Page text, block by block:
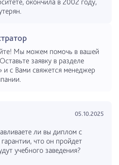
Мы можем помочь в вашей
заявку в разделе
и с Вами свяжется менеджер
05.10.2025
ли вы диплом с
что он пройдет
учебного заведения?